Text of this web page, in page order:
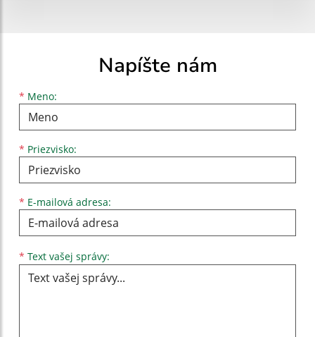
Napíšte nám
* Meno:
Meno
* Priezvisko:
Priezvisko
* E-mailová adresa:
E-mailová adresa
* Text vašej správy: